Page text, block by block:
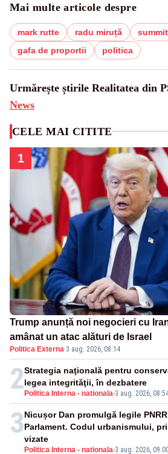
Mai multe articole despre
mark rutte radu miruță
gafa de proportii
politica
Urmărește știrile Realitatea din
News
CELE MAI CITITE
1
Trump anunță noi negocieri cu
amânat un atac alături de Israel
Politica Externa·3 aug. 2026, 08:14
2 Politica Interna - nationala-3 aug. 2026,
Strategia naţională pentru
legea integrităţii, în dezbatere
3
Politica Interna - nationala-3 aug. 2026,
Nicușor Dan promulgă legile
Parlament. Codul urbanismului,
vizate